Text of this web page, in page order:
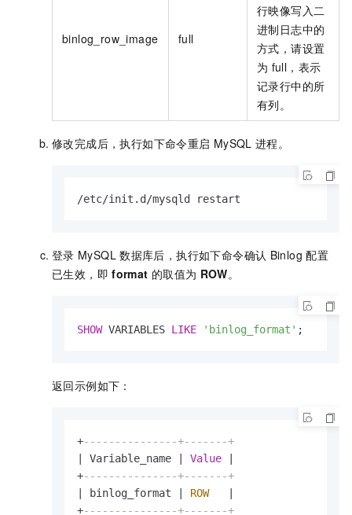
binlog_row_image full
行映像写入二
进制日志中的
方式，请设置
为 full，表示
记录行中的所
有列。
修改完成后，执行如下命令重启 MySQL 进程。
/etc/init.d/mysqld restart
登录 MySQL 数据库后，执行如下命令确认 Binlog 配置
已生效，即 format 的取值为 ROW。
SHOW VARIABLES LIKE 'binlog_format' ;
返回示例如下：
+---------------+-------+
Variable_name Value
+---------------+-------+
binlog_format ROW
+---------------+-------+